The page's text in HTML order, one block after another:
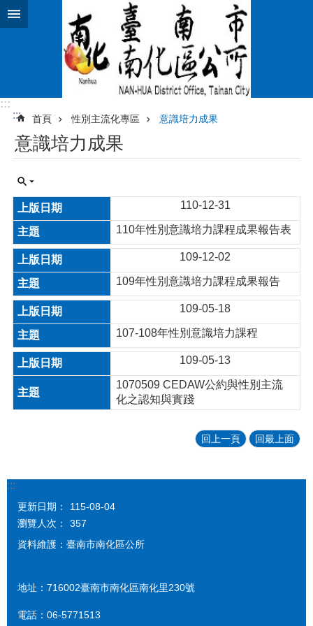
跳到主要內容區塊
:::
:::
首頁 性別主流化專區 意識培力成果
意識培力成果
110-12-31
110年性別意識培力課程成果報告表
109-12-02
109年性別意識培力課程成果報告
109-05-18
107-108年性別意識培力課程
109-05-13
1070509 CEDAW公約與性別主流
化之認知與實踐
回上一頁 回最上面
:::
更新日期：
115-08-04
瀏覽人次：
357
資料維護：臺南市南化區公所
地址：716002臺南市南化區南化里230號
電話：06-5771513